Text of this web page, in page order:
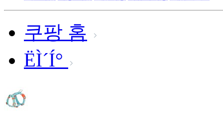
쿠팡 홈
ËÌ´Í°